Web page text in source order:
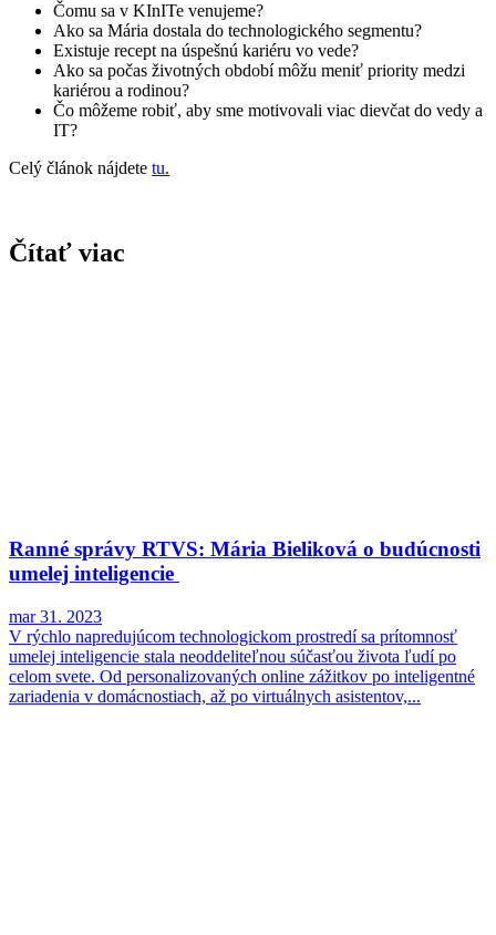
Čomu sa v KInITe venujeme?
Ako sa Mária dostala do technologického segmentu?
Existuje recept na úspešnú kariéru vo vede?
Ako sa počas životných období môžu meniť priority medzi
kariérou a rodinou?
Čo môžeme robiť, aby sme motivovali viac dievčat do vedy a
IT?
Celý článok nájdete tu.
Čítať viac
Ranné správy RTVS: Mária Bieliková o budúcnosti
umelej inteligencie
mar 31. 2023
V rýchlo napredujúcom technologickom prostredí sa prítomnosť
umelej inteligencie stala neoddeliteľnou súčasťou života ľudí po
celom svete. Od personalizovaných online zážitkov po inteligentné
zariadenia v domácnostiach, až po virtuálnych asistentov,...